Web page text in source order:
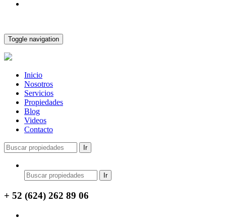
Toggle navigation
Inicio
Nosotros
Servicios
Propiedades
Blog
Videos
Contacto
+ 52 (624) 262 89 06